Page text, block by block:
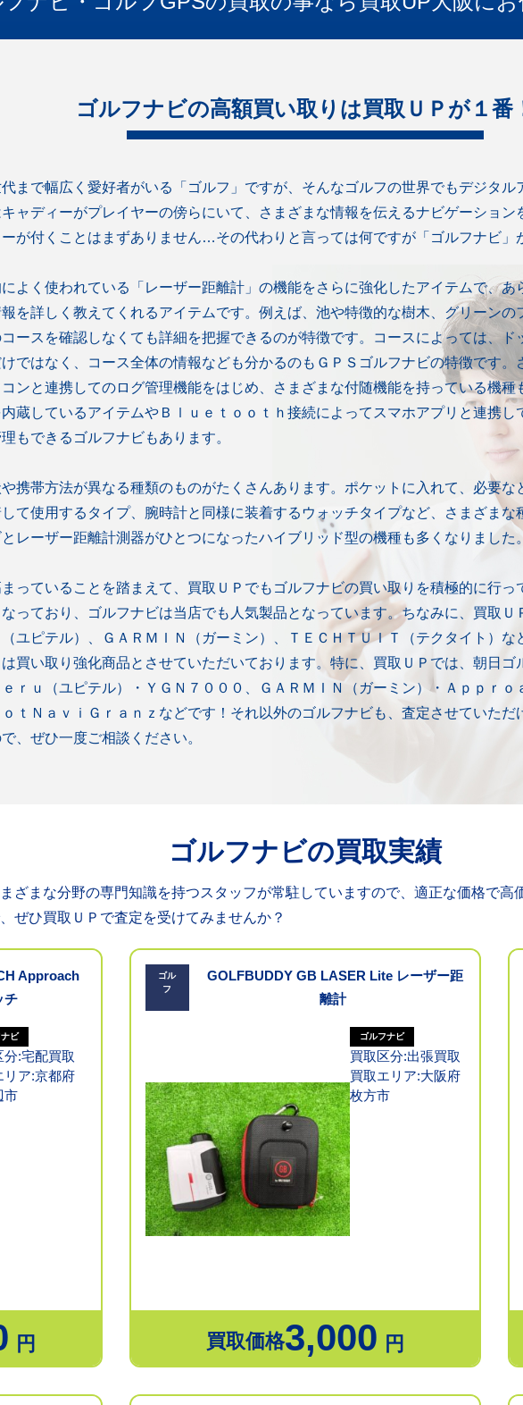
ゴルフナビの高額買い取りは買取ＵＰが１番
まで幅広く愛好者がいる「ゴルフ」ですが、そんなゴルフの世界でもデジタ
ャディーがプレイヤーの傍らにいて、さまざまな情報を伝えるナビゲーショ
が付くことはまずありません…その代わりと言っては何ですが「ゴルフナビ」
よく使われている「レーザー距離計」の機能をさらに強化したアイテムで、
を詳しく教えてくれるアイテムです。例えば、池や特徴的な樹木、グリーン
ースを確認しなくても詳細を把握できるのが特徴です。コースによっては、ド
ではなく、コース全体の情報なども分かるのもＧＰＳゴルフナビの特徴です。
ンと連携してのログ管理機能をはじめ、さまざまな付随機能を持っている機
蔵しているアイテムやＢｌｕｅｔｏｏｔｈ接続によってスマホアプリと連携
もできるゴルフナビもあります。
携帯方法が異なる種類のものがたくさんあります。ポケットに入れて、必要
て使用するタイプ、腕時計と同様に装着するウォッチタイプなど、さまざま
レーザー距離計測器がひとつになったハイブリッド型の機種も多くなりました
っていることを踏まえて、買取ＵＰでもゴルフナビの買い取りを積極的に行っ
っており、ゴルフナビは当店でも人気製品となっています。ちなみに、買取
ユピテル）、ＧＡＲＭＩＮ（ガーミン）、ＴＥＣＨＴＵＩＴ（テクタイト）
買い取り強化商品とさせていただいております。特に、買取ＵＰでは、朝日ゴ
ｒｕ（ユピテル）・ＹＧＮ７０００、ＧＡＲＭＩＮ（ガーミン）・Ａｐｐｒｏ
ｏｔＮａｖｉＧｒａｎｚなどです！それ以外のゴルフナビも、査定させていた
、ぜひ一度ご相談ください。
ゴルフナビの買取実績
ざまな分野の専門知識を持つスタッフが常駐していますので、適正な価格で高
ぜひ買取ＵＰで査定を受けてみませんか？
Approach
チ
ビ
分:宅配買取
リア:京都府
市
円
ゴル
フ
GOLFBUDDY GB LASER Lite レーザー距
離計
ゴルフナビ
買取区分:出張買取
買取エリア:大阪府
枚方市
買取価格3,000 円